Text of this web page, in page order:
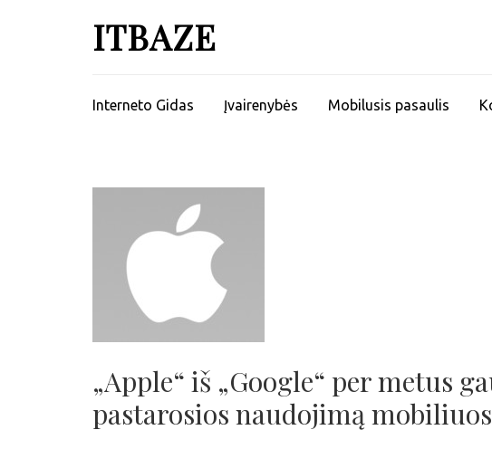
ITBAZE
Interneto Gidas Įvairenybės Mobilusis pasaulis
„Apple“ iš „Google“ per metus
pastarosios naudojimą